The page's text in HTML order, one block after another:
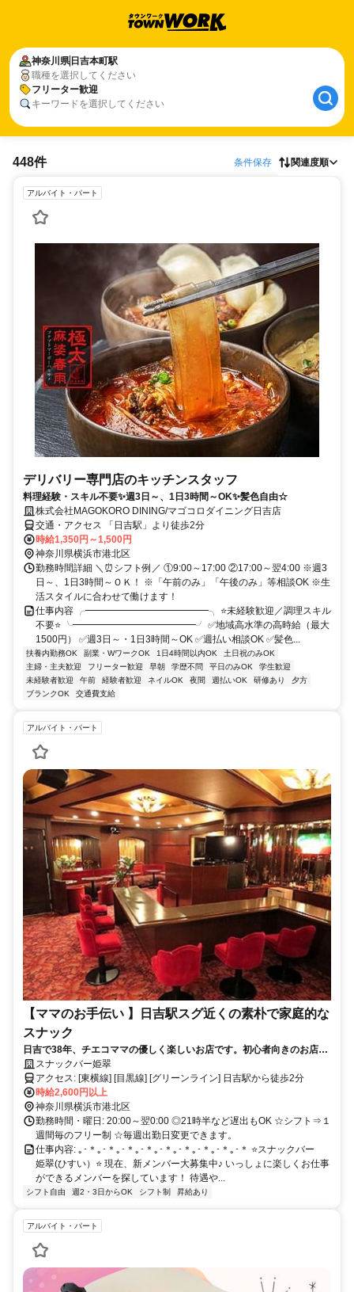
神奈川県 日吉本町駅
職種を選択してください
フリーター歓迎
キーワードを選択してください
448件 条件保存 関連度順
アルバイト・パート
デリバリー専門店のキッチンスタッフ
料理経験・スキル不要✨週3日～、1日3時間～OK✨髪色自由☆
株式会社MAGOKORO DINING/マゴコロダイニング日吉店
交通・アクセス 「日吉駅」より徒歩2分
時給1,350円～1,500円
神奈川県横浜市港北区
勤務時間詳細 ＼⏰シフト例／ ①9:00～17:00 ②17:00～翌4:00 ※週3
日～、1日3時間～ＯＫ！ ※「午前のみ」「午後のみ」等相談OK ※生
活スタイルに合わせて働けます！
仕事内容 ╭━━━━━━━━━━━━━╮ ⭐未経験歓迎／調理スキル
不要⭐ ╰━━━━━━━━━━━━━╯ ✅地域高水準の高時給（最大
1500円） ✅週3日～・1日3時間～OK ✅週払い相談OK ✅髪色...
扶養内勤務OK 副業・WワークOK 1日4時間以内OK
土日祝のみOK
主婦・主夫歓迎
フリーター歓迎 早朝 学歴不問 平日のみOK
学生歓迎
未経験者歓迎
午前 経験者歓迎 ネイルOK 夜間 週払いOK 研修あり
夕方
ブランクOK
交通費支給
アルバイト・パート
【ママのお手伝い 】日吉駅スグ近くの素朴で家庭的な
スナック
日吉で38年、チエコママの優しく楽しいお店です。初心者向きのお店で
す！スナックバー姫翠
アクセス: [東横線] [目黒線] [グリーンライン] 日吉駅から徒歩2分
時給2,600円以上
神奈川県横浜市港北区
勤務時間・曜日: 20:00～翌0:00 ◎21時半など遅出もOK ☆シフト⇒１
週間毎のフリー制 ☆毎週出勤日変更できます。
仕事内容: ｡･＊｡･＊｡･＊｡･＊｡･＊｡･＊｡･＊｡･＊｡･＊ ⭐スナックバー
姫翠(ひすい）⭐ 現在、新メンバー大募集中♪ いっしょに楽しくお仕事
ができるメンバーを探しています！ 待遇や...
シフト自由 週2・3日からOK シフト制 昇給あり
アルバイト・パート